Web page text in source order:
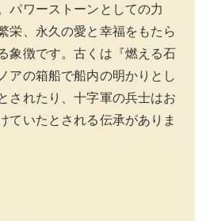
パワーストーンとしての力
栄、永久の愛と幸福をもたら
象徴です。古くは『燃える石
アの箱船で船内の明かりとし
されたり、十字軍の兵士はお
ていたとされる伝承がありま